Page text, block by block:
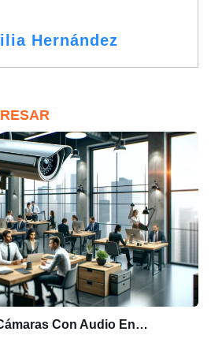
Hernández
Con Audio En…